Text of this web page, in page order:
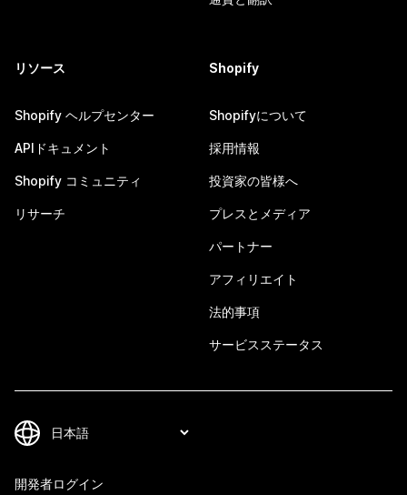
リソース
Shopify ヘルプセンター
APIドキュメント
Shopify コミュニティ
リサーチ
Shopify
Shopifyについて
採用情報
投資家の皆様へ
プレスとメディア
パートナー
アフィリエイト
法的事項
サービスステータス
開発者ログイン